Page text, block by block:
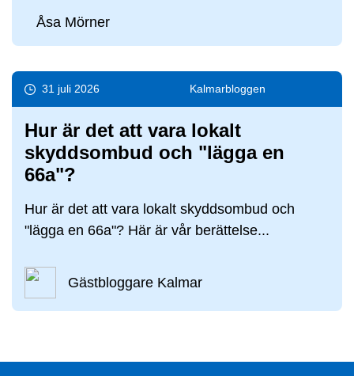
Åsa Mörner
31 juli 2026 Kalmar­bloggen
Hur är det att vara lokalt
skyddsombud och "lägga en
66a"?
Hur är det att vara lokalt skyddsombud och
"lägga en 66a"? Här är vår berättelse...
Gästbloggare Kalmar